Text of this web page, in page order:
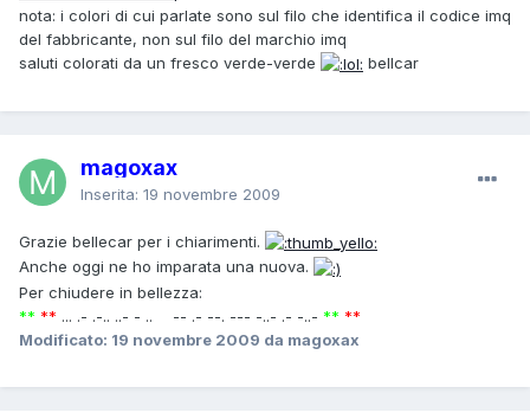
nota: i colori di cui parlate sono sul filo che identifica il codice imq
del fabbricante, non sul filo del marchio imq
saluti colorati da un fresco verde-verde
bellcar
magoxax
Inserita: 19 novembre 2009
Grazie bellecar per i chiarimenti.
Anche oggi ne ho imparata una nuova.
Per chiudere in bellezza:
** ** ... .- .-.. ..- - .. -- .- --. --- -..- .- -..- ** **
Modificato: 19 novembre 2009 da magoxax